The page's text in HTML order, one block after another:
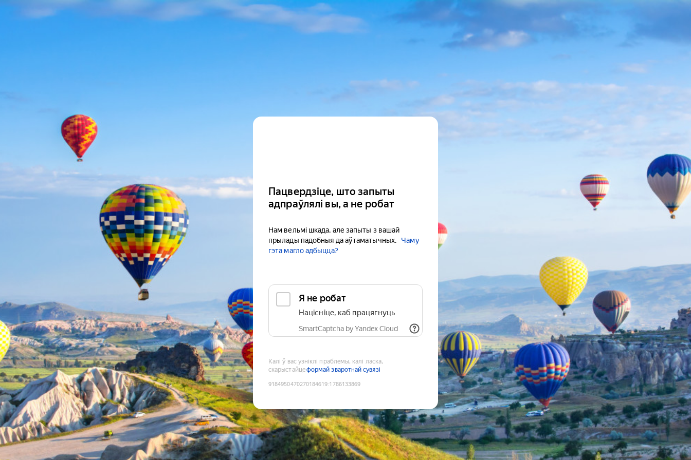
Пацвердзіце, што запыты
адпраўлялі вы, а не робат
Нам вельмі шкада, але запыты з вашай
прылады падобныя да аўтаматычных.
Чаму
гэта магло адбыцца?
Я не робат
Націсніце, каб працягнуць
SmartCaptcha by Yandex Cloud
Калі ў вас узніклі праблемы, калі ласка,
скарыстайцеформай зваротнай сувязі
9184950470270184619:1786133869